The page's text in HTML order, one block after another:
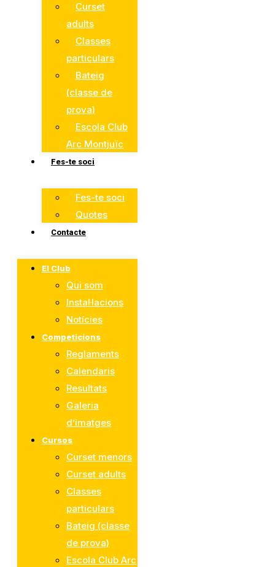
Curset
adults
Classes
particulars
Bateig
(classe de
prova)
Escola Club
Arc Montjuïc
Fes-te soci
Fes-te soci
Quotes
Contacte
El Club
Qui som
Instal·lacions
Notícies
Competicions
Reglaments
Calendaris
Resultats
Galeria
d’imatges
Cursos
Curset menors
Curset adults
Classes
particulars
Bateig (classe
de prova)
Escola Club Arc